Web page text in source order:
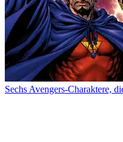
Sechs Avengers-Charaktere,